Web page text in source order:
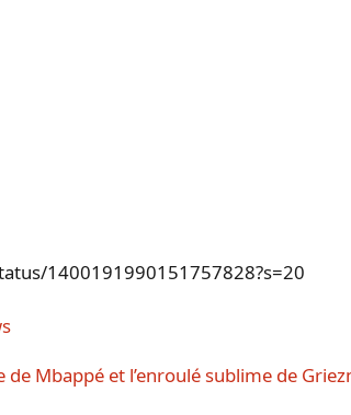
1400191990151757828?s=20
de Mbappé et l’enroulé sublime de